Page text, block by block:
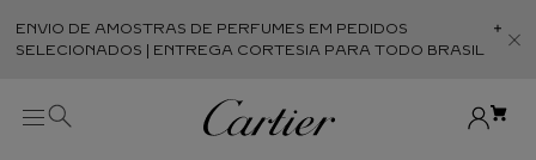
ENVIO DE AMOSTRAS DE PERFUMES EM PEDIDOS
SELECIONADOS | ENTREGA CORTESIA PARA TODO BRASIL